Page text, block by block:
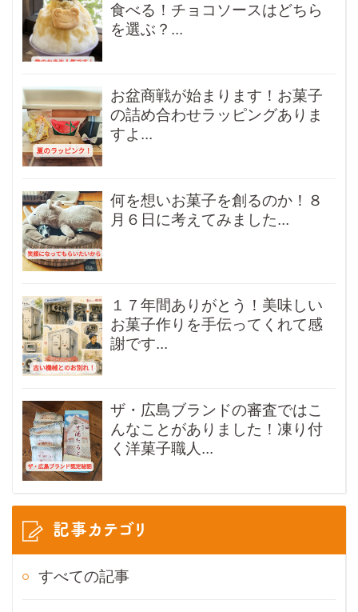
食べる！チョコソースはどちら
を選ぶ？...
お盆商戦が始まります！お菓子
の詰め合わせラッピングありま
すよ...
何を想いお菓子を創るのか！８
月６日に考えてみました...
１７年間ありがとう！美味しい
お菓子作りを手伝ってくれて感
謝です...
ザ・広島ブランドの審査ではこ
んなことがありました！凍り付
く洋菓子職人...
記事カテゴリ
すべての記事